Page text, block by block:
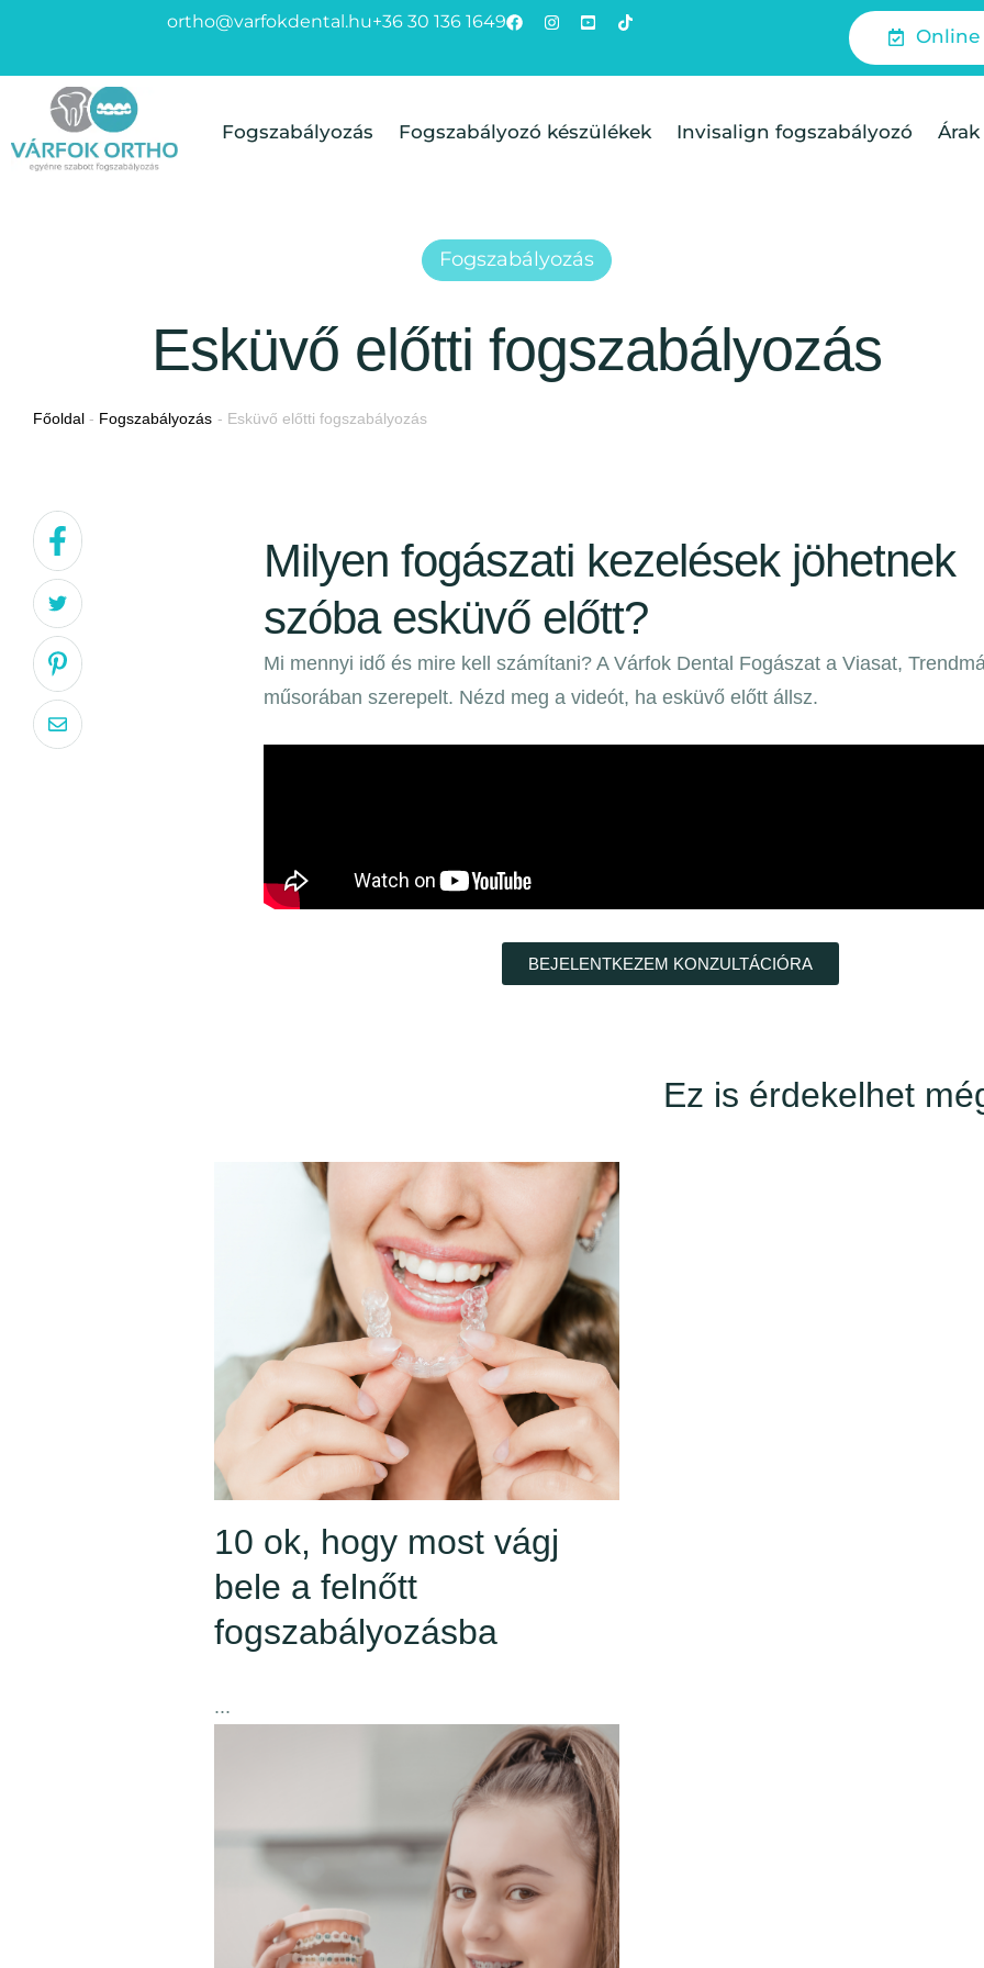
ortho@varfokdental.hu+36 30 136 1649
Fogszabályozás Fogszabályozó készülékek Invisalign fogszabályozó Árak
Fogszabályozás
Esküvő előtti fogszabályozás
Főoldal - Fogszabályozás - Esküvő előtti fogszabályozás
Milyen fogászati kezelések jöhetnek
szóba esküvő előtt?
Mi mennyi idő és mire kell számítani? A Várfok Dental Fogászat a Viasat,
műsorában szerepelt. Nézd meg a videót, ha esküvő előtt állsz.
BEJELENTKEZEM KONZULTÁCIÓRA
Ez is érdekelhet
10 ok, hogy most vágj
bele a felnőtt
fogszabályozásba
...